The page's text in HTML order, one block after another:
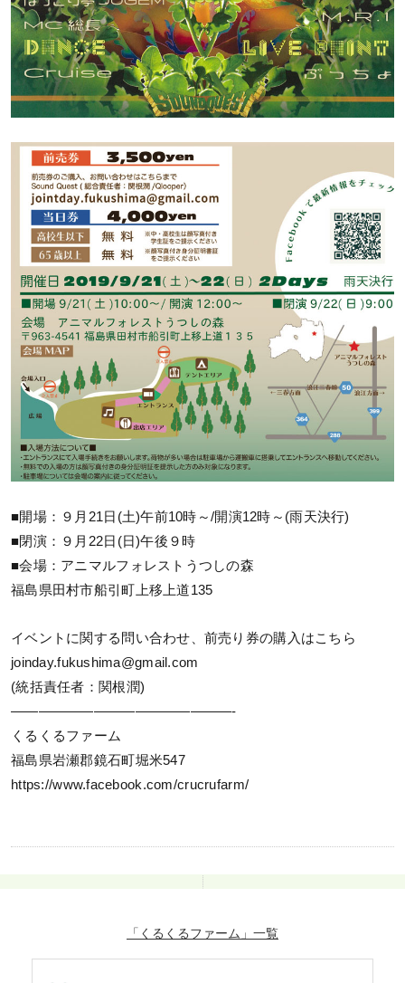
■開場：９月21日(土)午前10時～/開演12時～(雨天決行)
■閉演：９月22日(日)午後９時
■会場：アニマルフォレストうつしの森
福島県田村市船引町上移上道135
イベントに関する問い合わせ、前売り券の購入はこちら
joinday.fukushima@gmail.com
(統括責任者：関根潤)
————————————————-
くるくるファーム
福島県岩瀬郡鏡石町堀米547
https://www.facebook.com/crucrufarm/
「くるくるファーム」